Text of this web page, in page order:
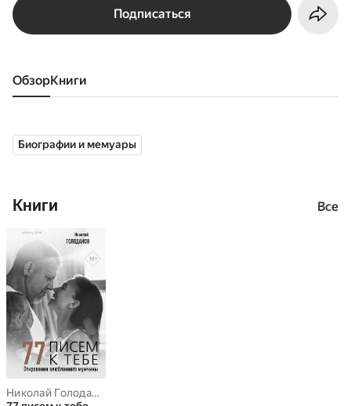
Подписаться
Обзор книги
Биографии и мемуары
Книги Все
Николай Голоданов